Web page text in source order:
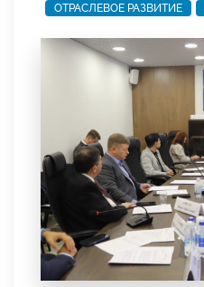
ОТРАСЛЕВОЕ РАЗВИТИЕ